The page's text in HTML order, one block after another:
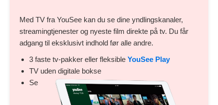
Med TV fra YouSee kan du se dine yndlingskanaler,
streamingtjenester og nyeste film direkte på tv. Du får
adgang til eksklusivt indhold før alle andre.
3 faste tv-pakker eller fleksible YouSee Play
TV uden digitale bokse
Se